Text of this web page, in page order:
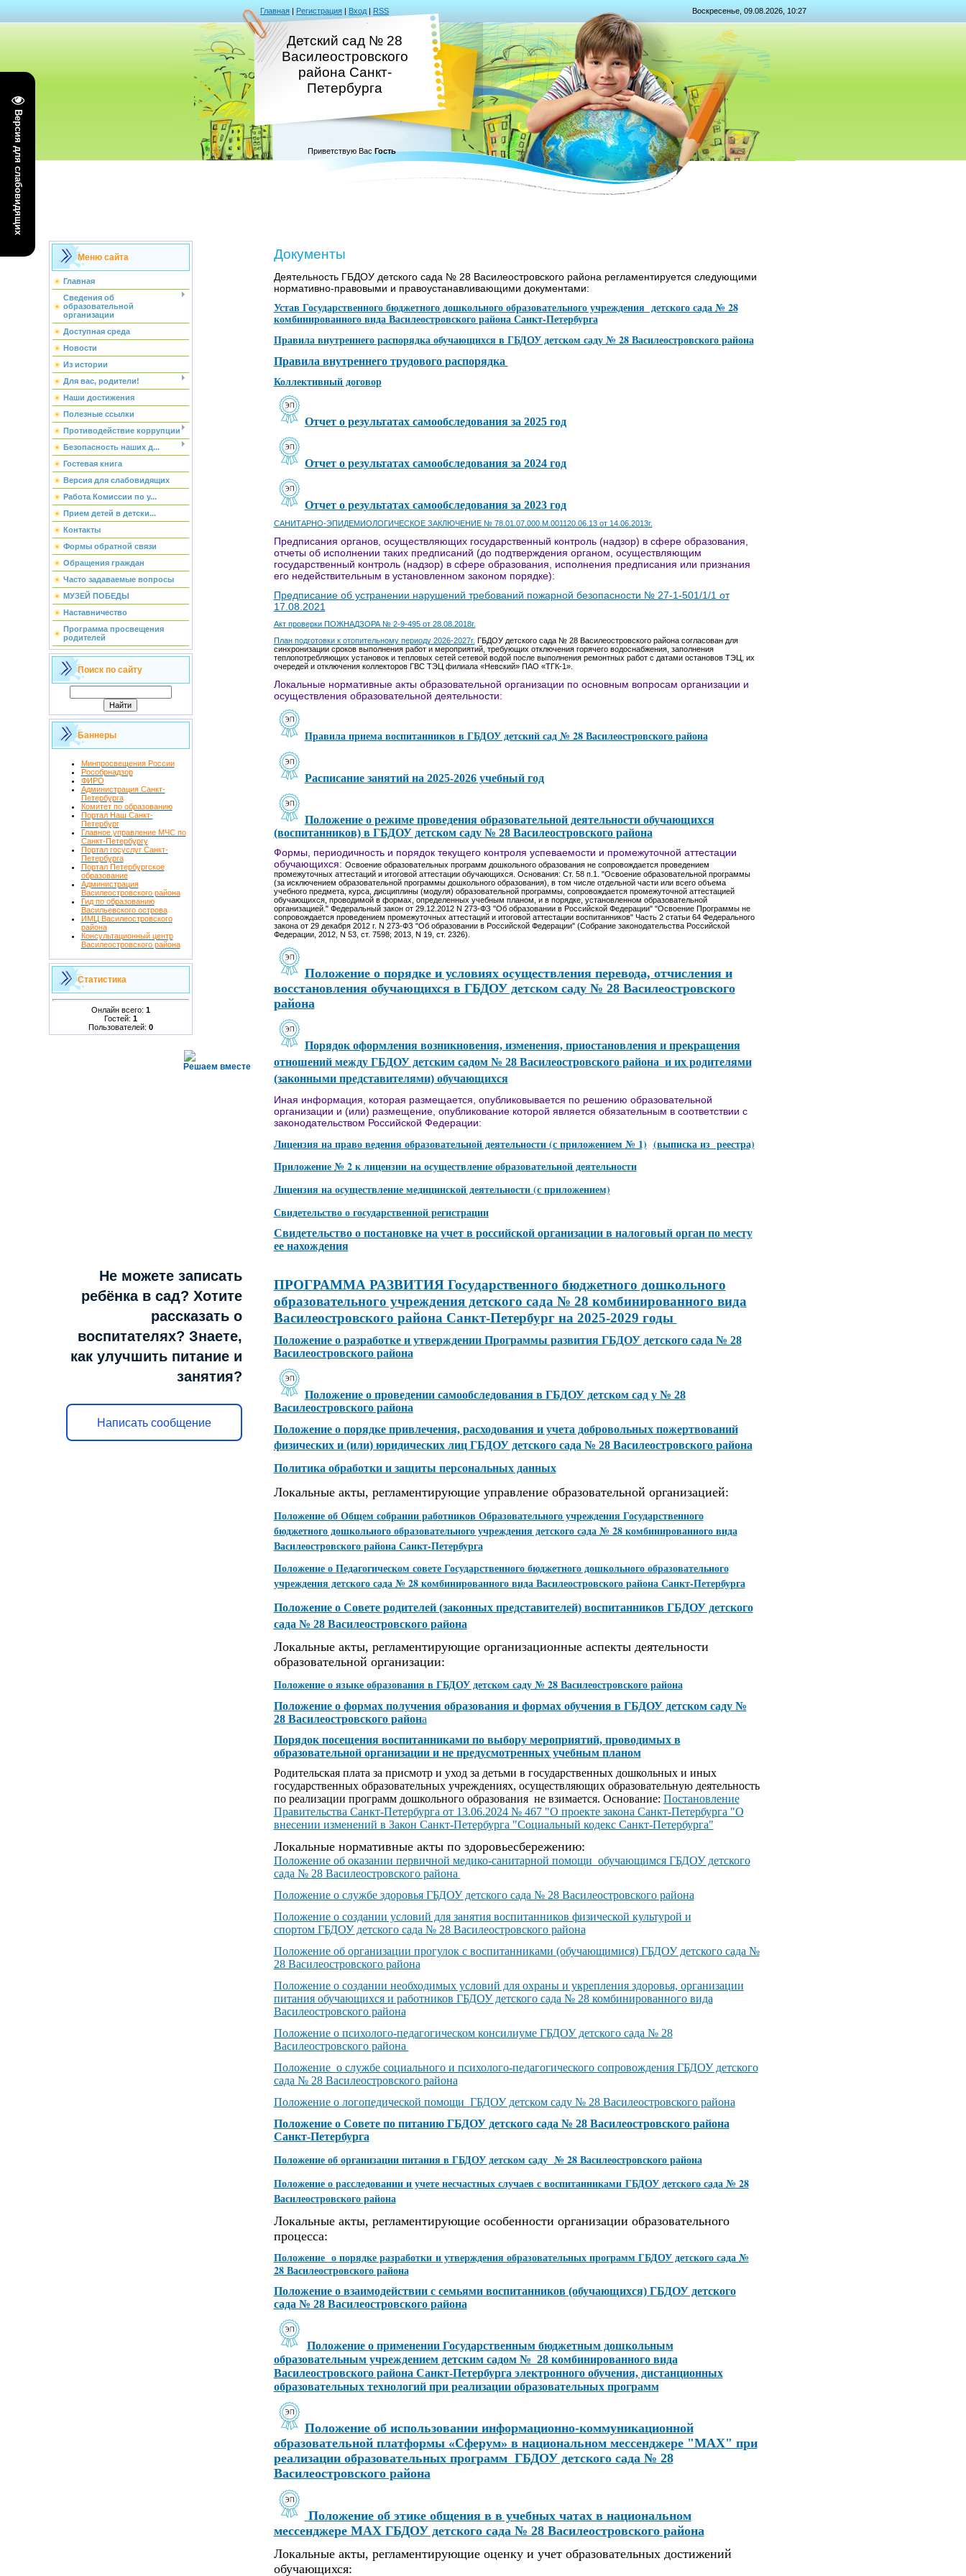
Версия для слабовидящих
Главная | Регистрация | Вход | RSS Воскресенье, 09.08.2026, 10:27
Детский сад № 28
Василеостровского
района Санкт-
Петербурга
Приветствую Вас Гость
Меню сайта
Главная
Сведения об
образовательной
организации
Доступная среда
Новости
Из истории
Для вас, родители!
Наши достижения
Полезные ссылки
Противодействие коррупции
Безопасность наших д...
Гостевая книга
Версия для слабовидящих
Работа Комиссии по у...
Прием детей в детски...
Контакты
Формы обратной связи
Обращения граждан
Часто задаваемые вопросы
МУЗЕЙ ПОБЕДЫ
Наставничество
Программа просвещения
родителей
Поиск по сайту
Баннеры
Минпросвещения России
Рособрнадзор
ФИРО
Администрация Санкт-
Петербурга
Комитет по образованию
Портал Наш Санкт-
Петербург
Главное управление МЧС по
Санкт-Петербургу
Портал госуслуг Санкт-
Петербурга
Портал Петербургское
образование
Администрация
Василеостровского района
Гид по образованию
Васильевского острова
ИМЦ Василеостровского
района
Консультационный центр
Василеостровского района
Статистика
Онлайн всего: 1
Гостей: 1
Пользователей: 0
Решаем вместе
Не можете записать
ребёнка в сад? Хотите
рассказать о
воспитателях? Знаете,
как улучшить питание и
занятия?
Написать сообщение
Документы
Деятельность ГБДОУ детского сада № 28 Василеостровского района регламентируется следующими
нормативно-правовыми и правоустанавливающими документами:
Устав Государственного бюджетного дошкольного образовательного учреждения детского сада № 28
комбинированного вида Василеостровского района Санкт-Петербурга
Правила внутреннего распорядка обучающихся в ГБДОУ детском саду № 28 Василеостровского района
Правила внутреннего трудового распорядка
Коллективный договор
Отчет о результатах самообследования за 2025 год
Отчет о результатах самообследования за 2024 год
Отчет о результатах самообследования за 2023 год
САНИТАРНО-ЭПИДЕМИОЛОГИЧЕСКОЕ ЗАКЛЮЧЕНИЕ № 78.01.07.000.М.001120.06.13 от 14.06.2013г.
Предписания органов, осуществляющих государственный контроль (надзор) в сфере образования,
отчеты об исполнении таких предписаний (до подтверждения органом, осуществляющим
государственный контроль (надзор) в сфере образования, исполнения предписания или признания
его недействительным в установленном законом порядке):
Предписание об устранении нарушений требований пожарной безопасности № 27-1-501/1/1 от
17.08.2021
Акт проверки ПОЖНАДЗОРА № 2-9-495 от 28.08.2018г.
План подготовки к отопительному периоду 2026-2027г. ГБДОУ детского сада № 28 Василеостровского района согласован для
синхронизации сроков выполнения работ и мероприятий, требующих отключения горячего водоснабжения, заполнения
теплопотребляющих установок и тепловых сетей сетевой водой после выполнения ремонтных работ с датами остановов ТЭЦ, их
очередей и отключения коллекторов ГВС ТЭЦ филиала «Невский» ПАО «ТГК-1».
Локальные нормативные акты образовательной организации по основным вопросам организации и
осуществления образовательной деятельности:
Правила приема воспитанников в ГБДОУ детский сад № 28 Василеостровского района
Расписание занятий на 2025-2026 учебный год
Положение о режиме проведения образовательной деятельности обучающихся
(воспитанников) в ГБДОУ детском саду № 28 Василеостровского района
Формы, периодичность и порядок текущего контроля успеваемости и промежуточной аттестации
обучающихся: Освоение образовательных программ дошкольного образования не сопровождается проведением
промежуточных аттестаций и итоговой аттестации обучающихся. Основания: Ст. 58 п.1. "Освоение образовательной программы
(за исключением образовательной программы дошкольного образования), в том числе отдельной части или всего объема
учебного предмета, курса, дисциплины (модуля) образовательной программы, сопровождается промежуточной аттестацией
обучающихся, проводимой в формах, определенных учебным планом, и в порядке, установленном образовательной
организацией." Федеральный закон от 29.12.2012 N 273-ФЗ "Об образовании в Российской Федерации" "Освоение Программы не
сопровождается проведением промежуточных аттестаций и итоговой аттестации воспитанников" Часть 2 статьи 64 Федерального
закона от 29 декабря 2012 г. N 273-ФЗ "Об образовании в Российской Федерации" (Собрание законодательства Российской
Федерации, 2012, N 53, ст. 7598; 2013, N 19, ст. 2326).
Положение о порядке и условиях осуществления перевода, отчисления и
восстановления обучающихся в ГБДОУ детском саду № 28 Василеостровского
района
Порядок оформления возникновения, изменения, приостановления и прекращения
отношений между ГБДОУ детским садом № 28 Василеостровского района и их родителями
(законными представителями) обучающихся
Иная информация, которая размещается, опубликовывается по решению образовательной
организации и (или) размещение, опубликование которой является обязательным в соответствии с
законодательством Российской Федерации:
Лицензия на право ведения образовательной деятельности (с приложением № 1) (выписка из реестра)
Приложение № 2 к лицензии на осуществление образовательной деятельности
Лицензия на осуществление медицинской деятельности (с приложением)
Свидетельство о государственной регистрации
Свидетельство о постановке на учет в российской организации в налоговый орган по месту
ее нахождения
ПРОГРАММА РАЗВИТИЯ Государственного бюджетного дошкольного
образовательного учреждения детского сада № 28 комбинированного вида
Василеостровского района Санкт-Петербургна 2025-2029 годы
Положение о разработке и утверждении Программы развития ГБДОУ детского сада № 28
Василеостровского района
Положение о проведении самообследования в ГБДОУ детском сад у № 28
Василеостровского района
Положение о порядке привлечения, расходования и учета добровольных пожертвований
физических и (или) юридических лиц ГБДОУ детского сада № 28 Василеостровского района
Политика обработки и защиты персональных данных
Локальные акты, регламентирующие управление образовательной организацией:
Положение об Общем собрании работников Образовательного учреждения Государственного
бюджетного дошкольного образовательного учреждения детского сада № 28 комбинированного вида
Василеостровского района Санкт-Петербурга
Положение о Педагогическом совете Государственного бюджетного дошкольного образовательного
учреждения детского сада № 28 комбинированного вида Василеостровского района Санкт-Петербурга
Положение о Совете родителей (законных представителей) воспитанников ГБДОУ детского
сада № 28 Василеостровского района
Локальные акты, регламентирующие организационные аспекты деятельности
образовательной организации:
Положение о языке образования в ГБДОУ детском саду № 28 Василеостровского района
Положение о формах получения образования и формах обучения в ГБДОУ детском саду №
28 Василеостровского района
Порядок посещения воспитанниками по выбору мероприятий, проводимых в
образовательной организации и не предусмотренных учебным планом
Родительская плата за присмотр и уход за детьми в государственных дошкольных и иных
государственных образовательных учреждениях, осуществляющих образовательную деятельность
по реализации программ дошкольного образования не взимается. Основание: Постановление
Правительства Санкт-Петербурга от 13.06.2024 № 467 "О проекте закона Санкт-Петербурга "О
внесении изменений в Закон Санкт-Петербурга "Социальный кодекс Санкт-Петербурга"
Локальные нормативные акты по здоровьесбережению:
Положение об оказании первичной медико-санитарной помощи обучающимся ГБДОУ детского
сада № 28 Василеостровского района
Положение о службе здоровья ГБДОУ детского сада № 28 Василеостровского района
Положение о создании условий для занятия воспитанников физической культурой и
спортом ГБДОУ детского сада № 28 Василеостровского района
Положение об организации прогулок с воспитанниками (обучающимися) ГБДОУ детского сада №
28 Василеостровского района
Положение о создании необходимых условий для охраны и укрепления здоровья, организации
питания обучающихся и работников ГБДОУ детского сада № 28 комбинированного вида
Василеостровского района
Положение о психолого-педагогическом консилиуме ГБДОУ детского сада № 28
Василеостровского района
Положение о службе социального и психолого-педагогического сопровождения ГБДОУ детского
сада № 28 Василеостровского района
Положение о логопедической помощи ГБДОУ детском саду № 28 Василеостровского района
Положение о Совете по питанию ГБДОУ детского сада № 28 Василеостровского района
Санкт-Петербурга
Положение об организации питания в ГБДОУ детском саду № 28 Василеостровского района
Положение о расследовании и учете несчастных случаев с воспитанниками ГБДОУ детского сада № 28
Василеостровского района
Локальные акты, регламентирующие особенности организации образовательного
процесса:
Положение о порядке разработки и утверждения образовательных программ ГБДОУ детского сада №
28 Василеостровского района
Положение о взаимодействии с семьями воспитанников (обучающихся) ГБДОУ детского
сада № 28 Василеостровского района
Положение о применении Государственным бюджетным дошкольным
образовательным учреждением детским садом № 28 комбинированного вида
Василеостровского района Санкт-Петербурга электронного обучения, дистанционных
образовательных технологий при реализации образовательных программ
Положение об использовании информационно-коммуникационной
образовательной платформы «Сферум» в национальном мессенджере "МАХ" при
реализации образовательных программ ГБДОУ детского сада № 28
Василеостровского района
Положение об этике общения в вучебных чатах в национальном
мессенджере МАХ ГБДОУ детского сада № 28 Василеостровского района
Локальные акты, регламентирующие оценку и учет образовательных достижений
обучающихся: